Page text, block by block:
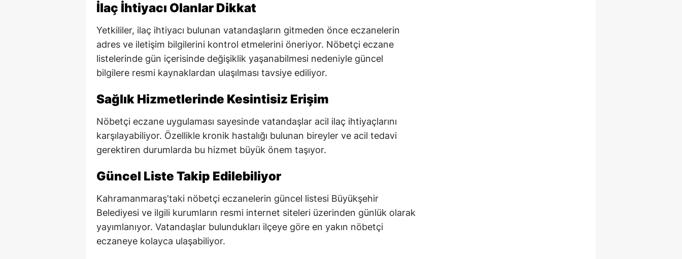
İlaç İhtiyacı Olanlar Dikkat
Yetkililer, ilaç ihtiyacı bulunan vatandaşların gitmeden önce eczanelerin
adres ve iletişim bilgilerini kontrol etmelerini öneriyor. Nöbetçi eczane
listelerinde gün içerisinde değişiklik yaşanabilmesi nedeniyle güncel
bilgilere resmi kaynaklardan ulaşılması tavsiye ediliyor.
Sağlık Hizmetlerinde Kesintisiz Erişim
Nöbetçi eczane uygulaması sayesinde vatandaşlar acil ilaç ihtiyaçlarını
karşılayabiliyor. Özellikle kronik hastalığı bulunan bireyler ve acil tedavi
gerektiren durumlarda bu hizmet büyük önem taşıyor.
Güncel Liste Takip Edilebiliyor
Kahramanmaraş'taki nöbetçi eczanelerin güncel listesi Büyükşehir
Belediyesi ve ilgili kurumların resmi internet siteleri üzerinden günlük olarak
yayımlanıyor. Vatandaşlar bulundukları ilçeye göre en yakın nöbetçi
eczaneye kolayca ulaşabiliyor.